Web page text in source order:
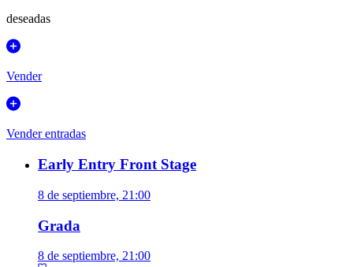
deseadas
Vender
Vender entradas
Early Entry Front Stage
8 de septiembre, 21:00
Grada
8 de septiembre, 21:00